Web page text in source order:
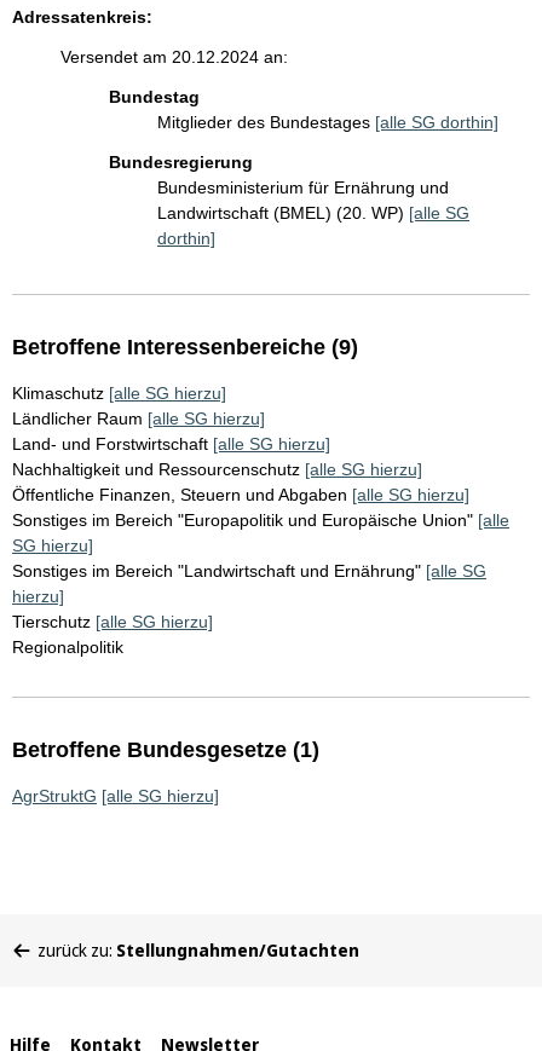
Adressatenkreis:
Versendet am 20.12.2024 an:
Bundestag
Mitglieder des Bundestages [alle SG dorthin]
Bundesregierung
Bundesministerium für Ernährung und
Landwirtschaft (BMEL) (20. WP) [alle SG
dorthin]
Betroffene Interessenbereiche (9)
Klimaschutz [alle SG hierzu]
Ländlicher Raum [alle SG hierzu]
Land- und Forstwirtschaft [alle SG hierzu]
Nachhaltigkeit und Ressourcenschutz [alle SG hierzu]
Öffentliche Finanzen, Steuern und Abgaben [alle SG hierzu]
Sonstiges im Bereich "Europapolitik und Europäische Union" [alle
SG hierzu]
Sonstiges im Bereich "Landwirtschaft und Ernährung" [alle SG
hierzu]
Tierschutz [alle SG hierzu]
Regionalpolitik
Betroffene Bundesgesetze (1)
AgrStruktG [alle SG hierzu]
befinden
zurück zu: Stellungnahmen/Gutachten
Hilfe Kontakt Newsletter